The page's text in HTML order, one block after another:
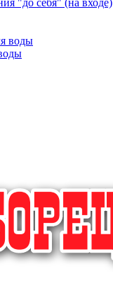
"до себя" (на входе)